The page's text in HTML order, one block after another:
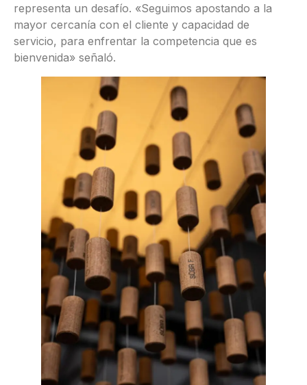
representa un desafío. «Seguimos apostando a la
mayor cercanía con el cliente y capacidad de
servicio, para enfrentar la competencia que es
bienvenida» señaló.